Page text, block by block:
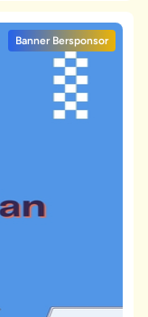
Banner Bersponsor